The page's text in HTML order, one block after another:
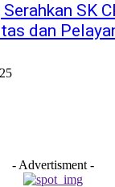
SK
dan
- Advertisment -